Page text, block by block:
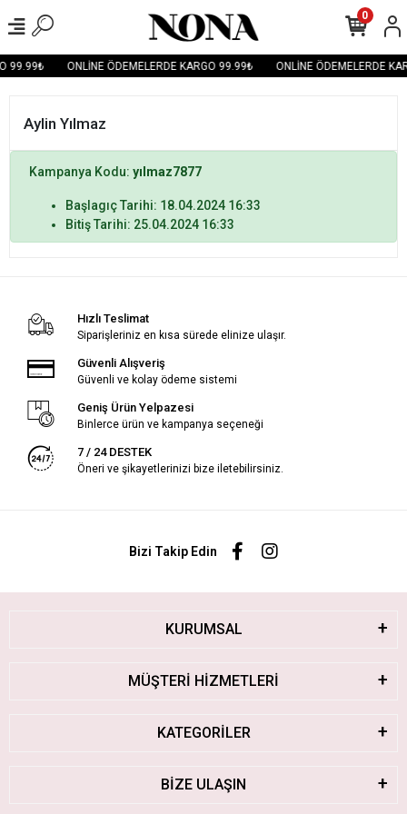
99.99₺ ONLİNE ÖDEMELERDE KARGO 99.99₺ ONLİNE ÖDEMELERDE
0
Aylin Yılmaz
Kampanya Kodu: yılmaz7877
Başlagıç Tarihi: 18.04.2024 16:33
Bitiş Tarihi: 25.04.2024 16:33
Hızlı Teslimat
Siparişleriniz en kısa sürede elinize ulaşır.
Güvenli Alışveriş
Güvenli ve kolay ödeme sistemi
Geniş Ürün Yelpazesi
Binlerce ürün ve kampanya seçeneği
7 / 24 DESTEK
Öneri ve şikayetlerinizi bize iletebilirsiniz.
Bizi Takip Edin
KURUMSAL
MÜŞTERİ HİZMETLERİ
KATEGORİLER
BİZE ULAŞIN